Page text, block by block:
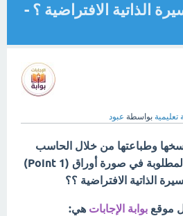
الذاتية الافتراضية ؟ -
تعليمية بواسطة عبود
نسخها وطباعتها من خلال الحاسب
الالي وترسل إلى الجهة المطلوبة في صورة أوراق (1 Point)
الذاتية الافتراضية ؟؟
موقع بوابة الإجابات هي: